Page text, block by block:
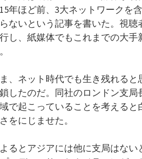
年ほど前、3大ネットワークを
ないという記事を書いた。視
し、紙媒体でもこれまでの大
、ネット時代でも生き残れると
したのだ。同社のロンドン支
域で起こっていることを考える
をにじませた。
るとアジアには他に支局はな